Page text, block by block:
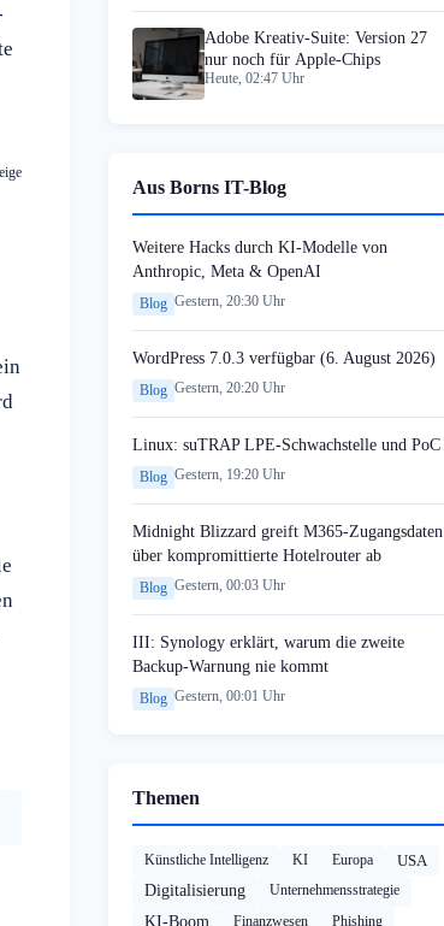
Adobe Kreativ-Suite: Version 27
nur noch für Apple-Chips
Heute, 02:47 Uhr
Aus Borns IT-Blog
Weitere Hacks durch KI-Modelle von
Anthropic, Meta & OpenAI
Blog Gestern, 20:30 Uhr
WordPress 7.0.3 verfügbar (6. August 2026)
Blog Gestern, 20:20 Uhr
Linux: suTRAP LPE-Schwachstelle und PoC
Blog Gestern, 19:20 Uhr
Midnight Blizzard greift M365-Zugangsdaten
über kompromittierte Hotelrouter ab
Blog Gestern, 00:03 Uhr
III: Synology erklärt, warum die zweite
Backup-Warnung nie kommt
Blog Gestern, 00:01 Uhr
Themen
Künstliche Intelligenz KI Europa
USA
Digitalisierung
Unternehmensstrategie
KI-Boom Finanzwesen
Phishing